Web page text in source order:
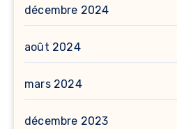
décembre 2024
août 2024
mars 2024
décembre 2023